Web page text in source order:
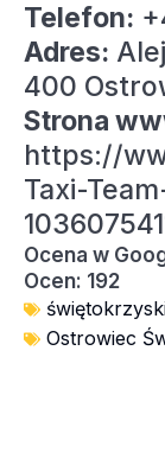
Telefon:
Adres:
400
Strona
https://
Taxi-
Ocena w
Ocen: 192
Ostrowiec